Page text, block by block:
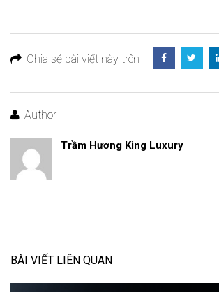
Chia sẻ bài viết này trên
Author
Trầm Hương King Luxury
BÀI VIẾT LIÊN QUAN